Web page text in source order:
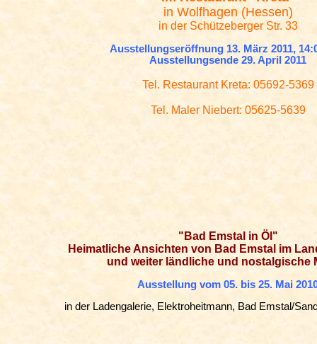
in Wolfhagen (Hessen)
in der Schützeberger Str. 33
Ausstellungseröffnung 13. März 2011,
Ausstellungsende 29. April 2011
Tel. Restaurant Kreta: 05692-5369
Tel. Maler Niebert: 05625-5639
"Bad Emstal in Öl"
Heimatliche Ansichten von Bad Emstal im
und weiter ländliche und nostalgische
Ausstellung vom 05. bis 25. Mai
in der Ladengalerie, Elektroheitmann, Bad Emstal/